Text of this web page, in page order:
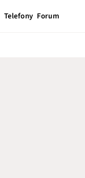
Telefony Forum